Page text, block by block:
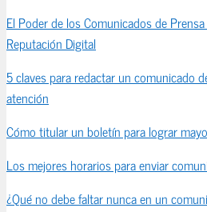
El Poder de los Comunicados de
Reputación Digital
5 claves para redactar un comunicado
atención
Cómo titular un boletín para lograr
Los mejores horarios para enviar
¿Qué no debe faltar nunca en un